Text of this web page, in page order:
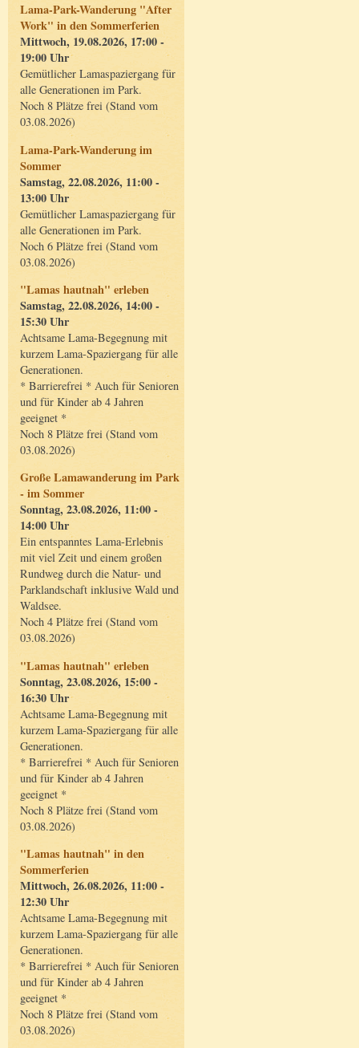
Lama-Park-Wanderung "After
Work" in den Sommerferien
Mittwoch, 19.08.2026, 17:00 -
19:00 Uhr
Gemütlicher Lamaspaziergang für
alle Generationen im Park.
Noch 8 Plätze frei (Stand vom
03.08.2026)
Lama-Park-Wanderung im
Sommer
Samstag, 22.08.2026, 11:00 -
13:00 Uhr
Gemütlicher Lamaspaziergang für
alle Generationen im Park.
Noch 6 Plätze frei (Stand vom
03.08.2026)
"Lamas hautnah" erleben
Samstag, 22.08.2026, 14:00 -
15:30 Uhr
Achtsame Lama-Begegnung mit
kurzem Lama-Spaziergang für alle
Generationen.
* Barrierefrei * Auch für Senioren
und für Kinder ab 4 Jahren
geeignet *
Noch 8 Plätze frei (Stand vom
03.08.2026)
Große Lamawanderung im Park
- im Sommer
Sonntag, 23.08.2026, 11:00 -
14:00 Uhr
Ein entspanntes Lama-Erlebnis
mit viel Zeit und einem großen
Rundweg durch die Natur- und
Parklandschaft inklusive Wald und
Waldsee.
Noch 4 Plätze frei (Stand vom
03.08.2026)
"Lamas hautnah" erleben
Sonntag, 23.08.2026, 15:00 -
16:30 Uhr
Achtsame Lama-Begegnung mit
kurzem Lama-Spaziergang für alle
Generationen.
* Barrierefrei * Auch für Senioren
und für Kinder ab 4 Jahren
geeignet *
Noch 8 Plätze frei (Stand vom
03.08.2026)
"Lamas hautnah" in den
Sommerferien
Mittwoch, 26.08.2026, 11:00 -
12:30 Uhr
Achtsame Lama-Begegnung mit
kurzem Lama-Spaziergang für alle
Generationen.
* Barrierefrei * Auch für Senioren
und für Kinder ab 4 Jahren
geeignet *
Noch 8 Plätze frei (Stand vom
03.08.2026)